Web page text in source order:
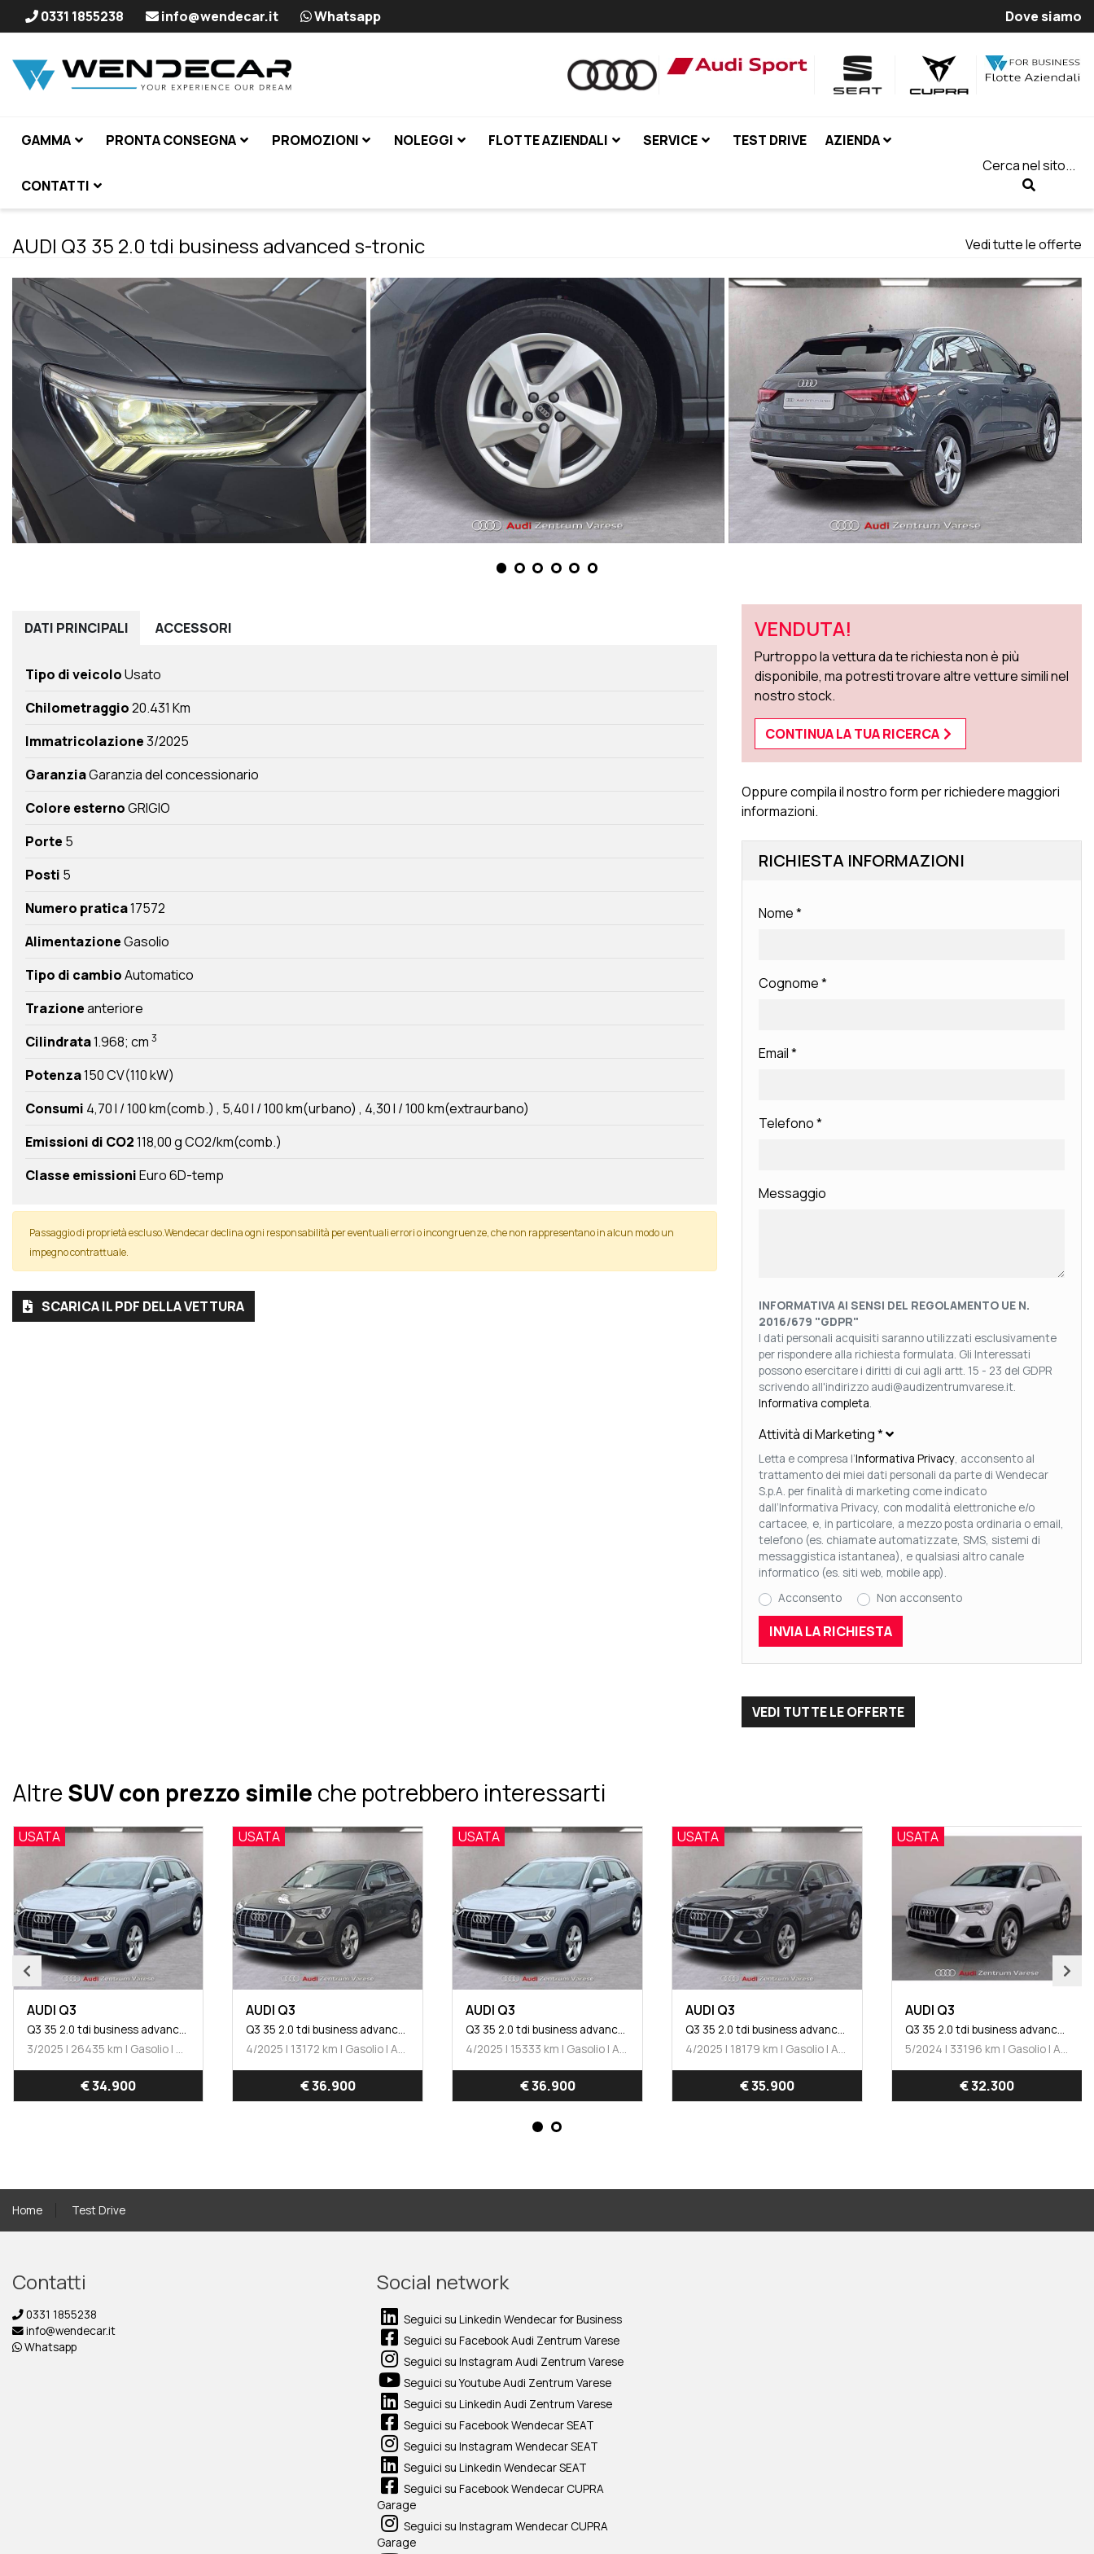
0331 1855238 info@wendecar.it Whatsapp Dove siamo
GAMMA PRONTA CONSEGNA PROMOZIONI NOLEGGI FLOTTE AZIENDALI SERVICE TEST DRIVE AZIENDA
CONTATTI
Cerca nel sito...
AUDI Q3 35 2.0 tdi business advanced s-tronic Vedi tutte le offerte
DATI PRINCIPALI ACCESSORI
Tipo di veicoloUsato
Chilometraggio20.431 Km
Immatricolazione3/2025
GaranziaGaranzia del concessionario
Colore esternoGRIGIO
Porte 5
Posti 5
Numero pratica17572
AlimentazioneGasolio
Tipo di cambioAutomatico
Trazioneanteriore
Cilindrata1.968; cm 3
Potenza150 CV(110 kW)
Consumi 4,70 l / 100 km(comb.) 5,40 l / 100 km(urbano) 4,30 l / 100 km(extraurbano)
Emissioni di CO2118,00 g CO2/km(comb.)
Classe emissioniEuro 6D-temp
Passaggio di proprietà escluso.Wendecar declina ogni responsabilità per eventuali errori o incongruenze, che non rappresentano in alcun modo un
impegno contrattuale.
SCARICA IL PDF DELLA VETTURA
VENDUTA!
Purtroppo la vettura da te richiesta non è più
disponibile, ma potresti trovare altre vetture simili nel
nostro stock.
CONTINUA LA TUA RICERCA
Oppure compila il nostro form per richiedere maggiori
informazioni.
RICHIESTA INFORMAZIONI
Nome*
Cognome*
Email*
Telefono*
Messaggio
INFORMATIVA AI SENSI DEL REGOLAMENTO UE N.
2016/679 "GDPR"
I dati personali acquisiti saranno utilizzati esclusivamente
per rispondere alla richiesta formulata. Gli Interessati
possono esercitare i diritti di cui agli artt. 15 - 23 del GDPR
scrivendo all'indirizzo audi@audizentrumvarese.it.
Informativa completa.
Attività di Marketing*
Letta e compresa l’Informativa Privacy, acconsento al
trattamento dei miei dati personali da parte di Wendecar
S.p.A. per finalità di marketing come indicato
dall’Informativa Privacy, con modalità elettroniche e/o
cartacee, e, in particolare, a mezzo posta ordinaria o email,
telefono (es. chiamate automatizzate, SMS, sistemi di
messaggistica istantanea), e qualsiasi altro canale
informatico (es. siti web, mobile app).
Acconsento
Non acconsento
VEDI TUTTE LE OFFERTE
AltreSUV con prezzo simile che potrebbero interessarti
USATA
AUDI Q3
Q3 35 2.0 tdi business advanced s-tronic
3/2025 | 26435 km | Gasolio | Automatico
€ 34.900
USATA
AUDI Q3
Q3 35 2.0 tdi business advanced s-tronic
4/2025 | 13172 km | Gasolio | Automatico
€ 36.900
USATA
AUDI Q3
Q3 35 2.0 tdi business advanced s-tronic
4/2025 | 15333 km | Gasolio | Automatico
€ 36.900
USATA
AUDI Q3
Q3 35 2.0 tdi business advanced s-tronic
4/2025 | 18179 km | Gasolio | Automatico
€ 35.900
USATA
AUDI Q3
Q3 35 2.0 tdi business advanced s-tronic
5/2024 | 33196 km | Gasolio | Automatico
€ 32.300
Home Test Drive
Contatti
0331 1855238
info@wendecar.it
Whatsapp
Social network
Seguici su Linkedin Wendecar for Business
Seguici su Facebook Audi Zentrum Varese
Seguici su Instagram Audi Zentrum Varese
Seguici su Youtube Audi Zentrum Varese
Seguici su Linkedin Audi Zentrum Varese
Seguici su Facebook Wendecar SEAT
Seguici su Instagram Wendecar SEAT
Seguici su Linkedin Wendecar SEAT
Seguici su Facebook Wendecar CUPRA
Garage
Seguici su Instagram Wendecar CUPRA
Garage